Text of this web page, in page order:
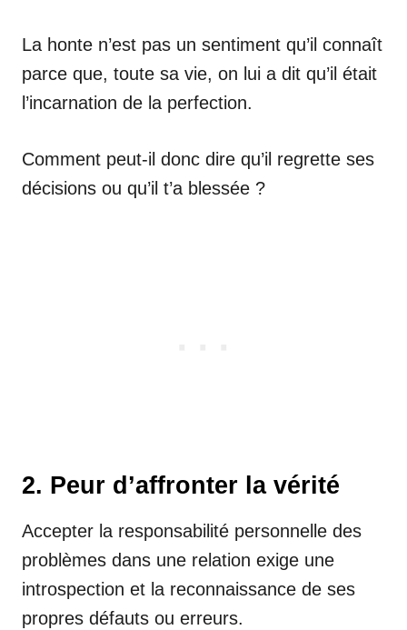
La honte n’est pas un sentiment qu’il connaît
parce que, toute sa vie, on lui a dit qu’il était
l’incarnation de la perfection.
Comment peut-il donc dire qu’il regrette ses
décisions ou qu’il t’a blessée ?
2. Peur d’affronter la vérité
Accepter la responsabilité personnelle des
problèmes dans une relation exige une
introspection et la reconnaissance de ses
propres défauts ou erreurs.